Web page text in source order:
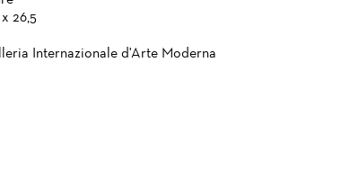
26,5
Internazionale d'Arte Moderna